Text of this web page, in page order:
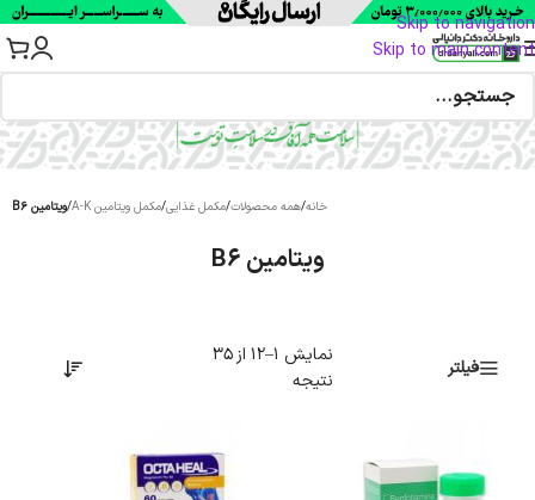
Skip to navigation
Skip to main content
ویتامین B6
خانه/همه محصولات/مکمل غذایی/مکمل ویتامین A-K /ویتامین B6
فیلتر
نمایش 1–12 از 35
نتیجه